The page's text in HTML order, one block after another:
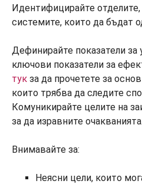
Идентифицирайте
системите, които да бъдат
Дефинирайте показатели за
ключови показатели за
тук за да прочетете за
които трябва да следите
Комуникирайте целите на
за да изравните очакванията.
Внимавайте за:
Неясни цели, които